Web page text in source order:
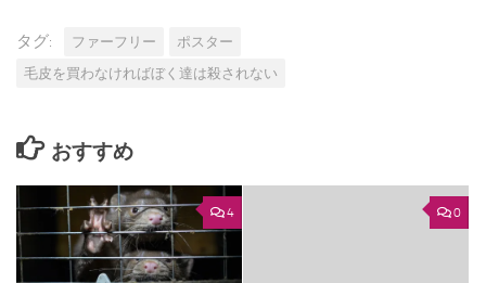
タグ: ファーフリー
ポスター
毛皮を買わなければぼく達は殺されない
おすすめ
4 0